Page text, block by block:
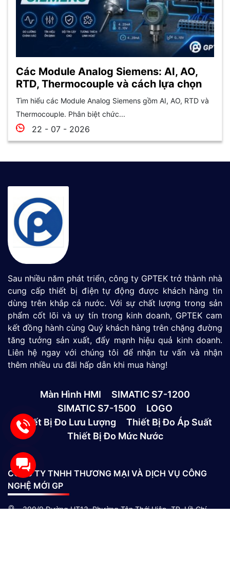
Các Module Analog Siemens: AI, AO,
RTD, Thermocouple và cách lựa chọn
Tìm hiểu các Module Analog Siemens gồm AI, AO, RTD và
Thermocouple. Phân biệt chức...
22 - 07 - 2026
Sau nhiều năm phát triển, công ty GPTEK trở thành nhà
cung cấp thiết bị điện tự động được khách hàng tin
dùng trên khắp cả nước. Với sự chất lượng trong sản
phẩm cốt lõi và uy tín trong kinh doanh, GPTEK cam
kết đồng hành cùng Quý khách hàng trên chặng đường
tăng tưởng sản xuất, đẩy mạnh hiệu quả kinh doanh.
Liên hệ ngay với chúng tôi để nhận tư vấn và nhận
thêm nhiều ưu đãi hấp dẫn khi mua hàng!
Màn Hình HMI
SIMATIC S7-1200
SIMATIC S7-1500
LOGO
Thiết Bị Đo Lưu Lượng
Thiết Bị Đo Áp Suất
Thiết Bị Đo Mức Nước
CÔNG TY TNHH THƯƠNG MẠI VÀ DỊCH VỤ CÔNG
NGHỆ MỚI GP
390/9 Đường HT13, Phường Tân Thới Hiệp, TP. Hồ Chí